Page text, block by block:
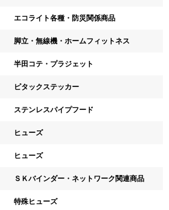
エコライト各種・防災関係商品
脚立・無線機・ホームフィットネス
半田コテ・プラジェット
ピタックステッカー
ステンレスパイプフード
ヒューズ
ヒューズ
ＳＫバインダー・ネットワーク関連商品
特殊ヒューズ